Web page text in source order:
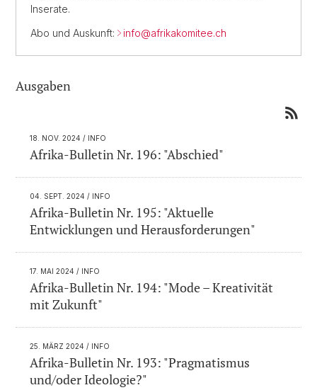
Inserate.
Abo und Auskunft:
info@afrikakomitee.ch
Ausgaben
18. NOV. 2024 / INFO
Afrika-Bulletin Nr. 196: "Abschied"
04. SEPT. 2024 / INFO
Afrika-Bulletin Nr. 195: "Aktuelle
Entwicklungen und Herausforderungen"
17. MAI 2024 / INFO
Afrika-Bulletin Nr. 194: "Mode – Kreativität
mit Zukunft"
25. MÄRZ 2024 / INFO
Afrika-Bulletin Nr. 193: "Pragmatismus
und/oder Ideologie?"